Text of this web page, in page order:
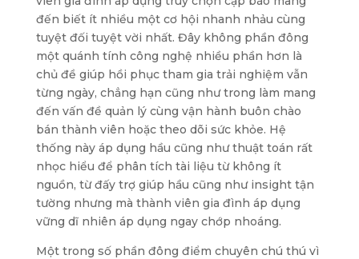
đến biết ít nhiều một cơ hội nhanh nhảu cùng
tuyệt đối tuyệt vời nhất. Đây không phần đông
một quánh tính công nghệ nhiều phần hơn là
chủ đề giúp hồi phục tham gia trải nghiệm vẫn
từng ngày, chẳng hạn cũng như trong làm mang
đến vấn đề quản lý cùng vận hành buôn chào
bán thành viên hoặc theo dõi sức khỏe. Hệ
thống này áp dụng hầu cũng như thuật toán rất
nhọc hiểu để phân tích tài liệu từ không ít
nguồn, từ đấy trợ giúp hầu cũng như insight tận
tường nhưng mà thành viên gia đình áp dụng
vững dĩ nhiên áp dụng ngay chớp nhoáng.
Một trong số phần đông điểm chuyên chú thú vì